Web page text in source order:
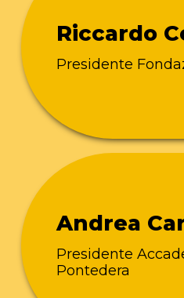
Riccardo
Presidente
Andrea
Presidente
Pontedera